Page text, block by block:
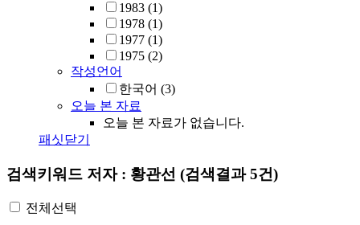
1983 (1)
1978 (1)
1977 (1)
1975 (2)
작성언어
한국어 (3)
오늘 본 자료
오늘 본 자료가 없습니다.
패싯닫기
검색키워드 저자 : 황관선 (검색결과 5건)
전체선택